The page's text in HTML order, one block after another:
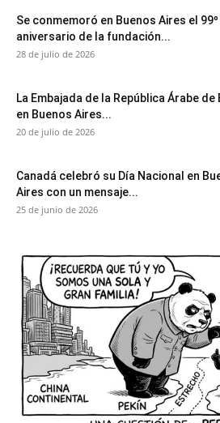
Se conmemoró en Buenos Aires el 99º
aniversario de la fundación...
28 de julio de 2026
La Embajada de la República Árabe de
en Buenos Aires...
20 de julio de 2026
Canadá celebró su Día Nacional en
Aires con un mensaje...
25 de junio de 2026